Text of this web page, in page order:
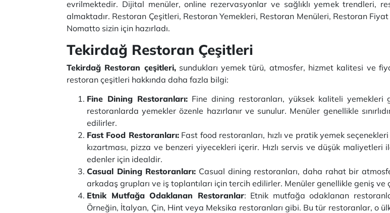
evrilmektedir. Dijital menüler, online rezervasyonlar ve sağlıklı yemek trendleri,
almaktadır. Restoran Çeşitleri, Restoran Yemekleri, Restoran Menüleri, Restoran
Nomatto sizin için hazırladı.
Tekirdağ Restoran Çeşitleri
Tekirdağ Restoran çeşitleri,sundukları yemek türü, atmosfer, hizmet kalitesi ve
restoran çeşitleri hakkında daha fazla bilgi:
Fine Dining Restoranları:Fine dining restoranları, yüksek kaliteli yemekleri
restoranlarda yemekler özenle hazırlanır ve sunulur. Menüler genellikle
edilirler.
Fast Food Restoranları:Fast food restoranları, hızlı ve pratik yemek
kızartması, pizza ve benzeri yiyecekleri içerir. Hızlı servis ve düşük
edenler için idealdir.
Casual Dining Restoranları: Casual dining restoranları, daha rahat bir
arkadaş grupları ve iş toplantıları için tercih edilirler. Menüler genellikle geniş ve
Etnik Mutfağa Odaklanan Restoranlar: Etnik mutfağa odaklanan
Örneğin, İtalyan, Çin, Hint veya Meksika restoranları gibi. Bu tür restoranlar, o